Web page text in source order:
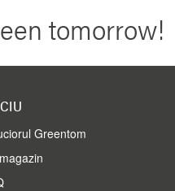
tomorrow!
Greentom